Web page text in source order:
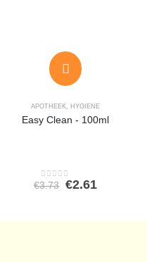
APOTHEEK, HYGIENE
Easy Clean - 100ml
0out of 5
€3.73 €2.61